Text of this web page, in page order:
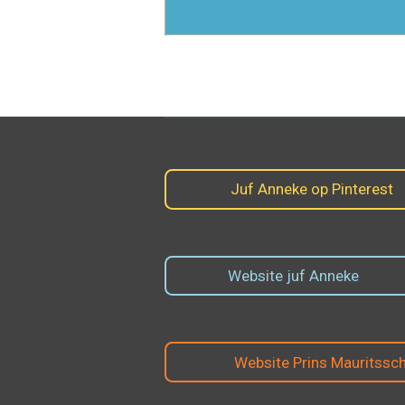
Juf Anneke op Pinterest
Website juf Anneke
Website Prins